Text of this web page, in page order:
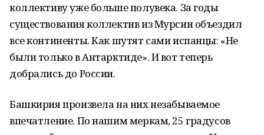
коллективу уже больше полувека. За годы
существования коллектив из Мурсии объездил
все континенты. Как шутят сами испанцы: «Не
были только в Антарктиде». И вот теперь
добрались до России.
Башкирия произвела на них незабываемое
впечатление. По нашим меркам, 25 градусов